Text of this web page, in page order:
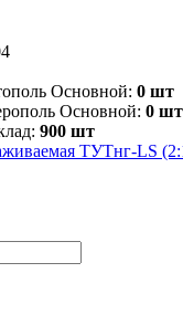
Основной: 0 шт
Основной: 0 шт
900 шт
ТУТнг-LS